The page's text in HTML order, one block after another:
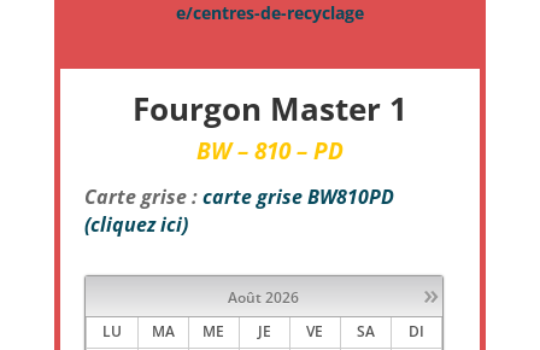
e/centres-de-recyclage
Fourgon Master 1
BW – 810 – PD
Carte grise :carte grise BW810PD
(cliquez ici)
»
Août 2026
LU
MA ME JE VE SA
DI